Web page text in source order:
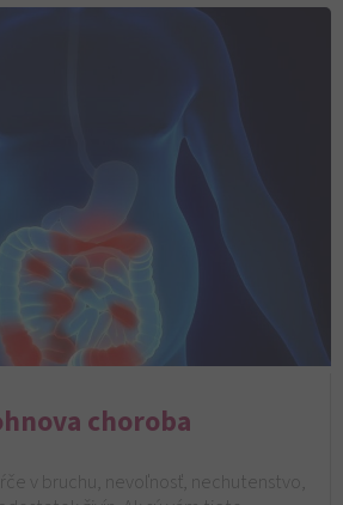
choroba
v bruchu, nevoľnosť, nechutenstvo,